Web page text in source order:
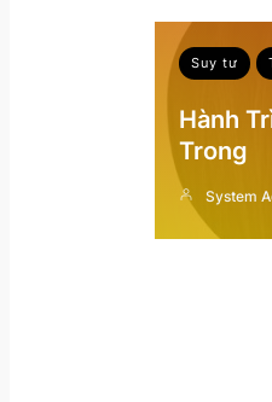
Suy tư
Hành
Trong
System